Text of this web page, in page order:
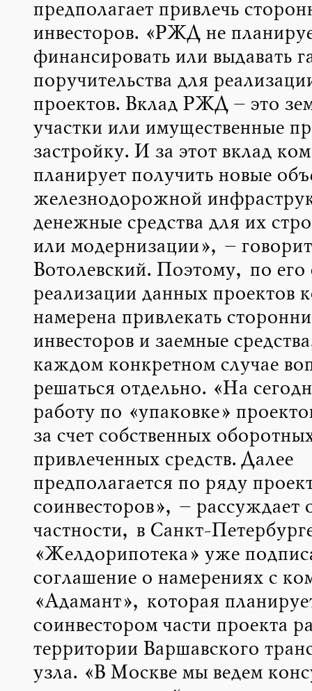
предполагает привлечь
инвесторов. «РЖД не
финансировать или выдавать
поручительства для
проектов. Вклад РЖД – это
участки или имущественные
застройку. И за этот вклад
планирует получить новые
железнодорожной
денежные средства для их
или модернизации», – говорит
Вотолевский. Поэтому, по его
реализации данных проектов
намерена привлекать
инвесторов и заемные
каждом конкретном случае
решаться отдельно. «На
работу по «упаковке»
за счет собственных
привлеченных средств. Далее
предполагается по ряду
соинвесторов», – рассуждает
частности, в Санкт-
«Желдорипотека» уже
соглашение о намерениях с
«Адамант», которая
соинвестором части проекта
территории Варшавского
узла. «В Москве мы ведем